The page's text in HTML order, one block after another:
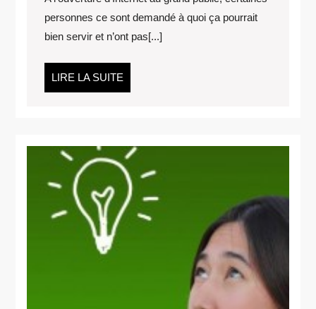
DÉMARCHES
EN
LIGNE
personnes ce sont demandé à quoi ça pourrait
bien servir et n’ont pas[...]
LIRE LA SUITE
LA